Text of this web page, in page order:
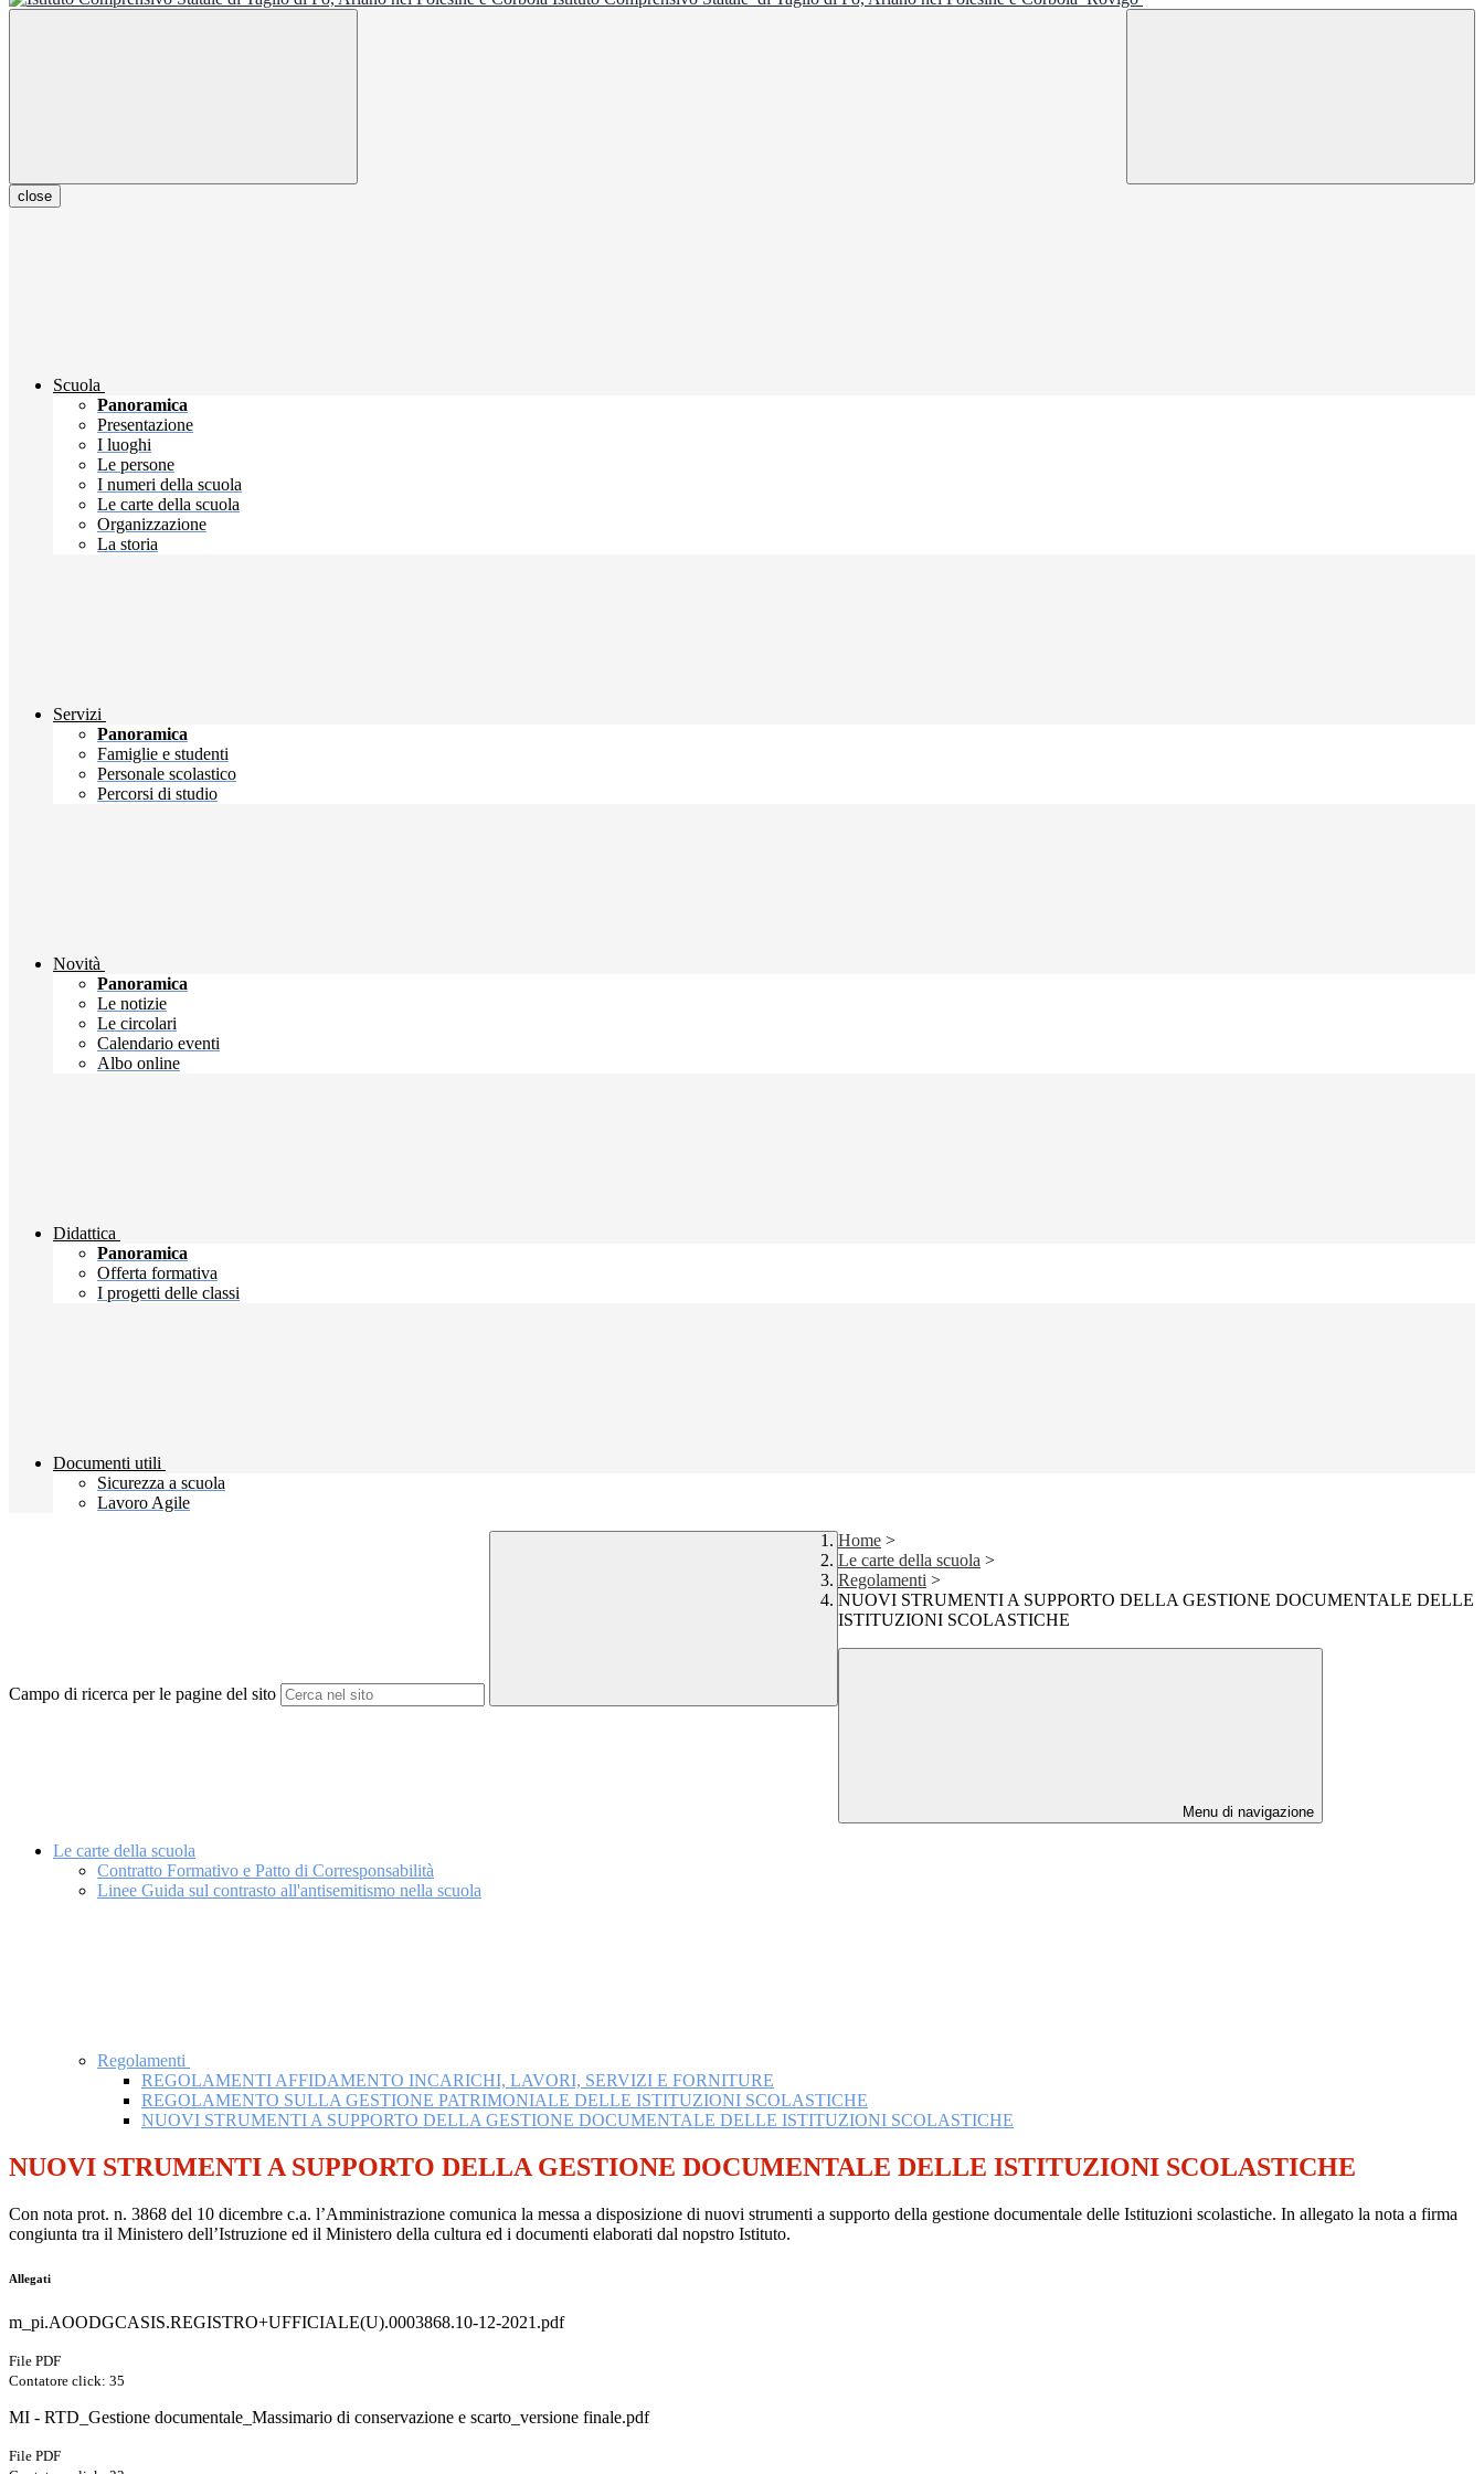
close
Scuola
Panoramica
Presentazione
I luoghi
Le persone
I numeri della scuola
Le carte della scuola
Organizzazione
La storia
Servizi
Panoramica
Famiglie e studenti
Personale scolastico
Percorsi di studio
Novità
Panoramica
Le notizie
Le circolari
Calendario eventi
Albo online
Didattica
Panoramica
Offerta formativa
I progetti delle classi
Documenti utili
Sicurezza a scuola
Lavoro Agile
Campo di ricerca per le pagine del sito
Home >
Le carte della scuola >
Regolamenti >
NUOVI STRUMENTI A SUPPORTO DELLA GESTIONE DOCUMENTALE DELLE
ISTITUZIONI SCOLASTICHE
Menu di navigazione
Le carte della scuola
Contratto Formativo e Patto di Corresponsabilità
Linee Guida sul contrasto all'antisemitismo nella scuola
Regolamenti
REGOLAMENTI AFFIDAMENTO INCARICHI, LAVORI, SERVIZI E FORNITURE
REGOLAMENTO SULLA GESTIONE PATRIMONIALE DELLE ISTITUZIONI SCOLASTICHE
NUOVI STRUMENTI A SUPPORTO DELLA GESTIONE DOCUMENTALE DELLE ISTITUZIONI SCOLASTICHE
NUOVI STRUMENTI A SUPPORTO DELLA GESTIONE DOCUMENTALE DELLE ISTITUZIONI SCOLASTICHE
Con nota prot. n. 3868 del 10 dicembre c.a. l’Amministrazione comunica la messa a disposizione di nuovi strumenti a supporto della gestione documentale delle Istituzioni scolastiche. In allegato la nota a firma
congiunta tra il Ministero dell’Istruzione ed il Ministero della cultura ed i documenti elaborati dal nopstro Istituto.
Allegati
m_pi.AOODGCASIS.REGISTRO+UFFICIALE(U).0003868.10-12-2021.pdf
File PDF
Contatore click: 35
MI - RTD_Gestione documentale_Massimario di conservazione e scarto_versione finale.pdf
File PDF